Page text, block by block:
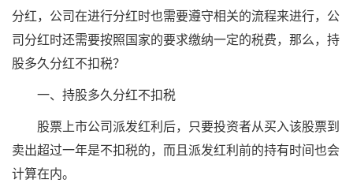
分红，公司在进行分红时也需要遵守相关的流程来进行，公
司分红时还需要按照国家的要求缴纳一定的税费，那么，持
股多久分红不扣税？
一、持股多久分红不扣税
股票上市公司派发红利后，只要投资者从买入该股票到
卖出超过一年是不扣税的，而且派发红利前的持有时间也会
计算在内。